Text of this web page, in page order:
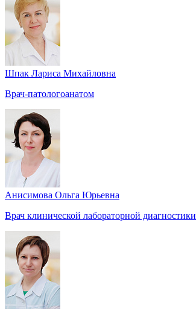
Шпак Лариса Михайловна
Врач-патологоанатом
Анисимова Ольга Юрьевна
Врач клинической лабораторной диагностики